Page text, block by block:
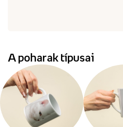
A poharak típusai